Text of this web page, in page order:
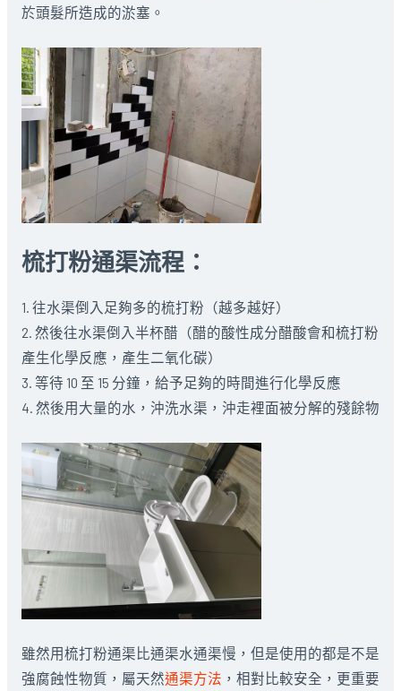
於頭髮所造成的淤塞。
梳打粉通渠流程：
1. 往水渠倒入足夠多的梳打粉（越多越好）
2. 然後往水渠倒入半杯醋（醋的酸性成分醋酸會和梳打粉
產生化學反應，產生二氧化碳）
3. 等待 10 至 15 分鐘，給予足夠的時間進行化學反應
4. 然後用大量的水，沖洗水渠，沖走裡面被分解的殘餘物
雖然用梳打粉通渠比通渠水通渠慢，但是使用的都是不是
強腐蝕性物質，屬天然通渠方法 ，相對比較安全，更重要